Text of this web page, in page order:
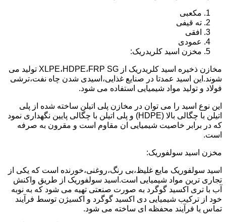
مکعبی
ته قیفی
افقی
عمودی
مخزن اسید کلریدریک:
مخازن ذخیره اسید کلریدریک از XLPE،HDPE،FRP SG تولید می
شوند.این اسید عمدتا در صنایع غذایی،اسیدی شدن چاه نفت،ترشی
فولاد و تولید مواد شیمیایی استفاده می شود.
این نوع اسید را می توان در مخازن پلی اتیلن ساخته شده از پلی
اتیلن با چگالی بالا (HDPE) و پلی اتیلن با چگالی پایین نگهداری نمود
که در برابر خاصیت شیمیایی ان مقاوم است و مقرون به صرفه
است.
مخزن اسید سولفوریک:
اسید سولفوریک مایع غلیظ،بی رنگ،روغنی،خورنده است که یکی از
تجاری ترین مواد شیمیایی است.اسید سولفوریک از طریق واکنش
آب با تری اکسید گوگرد به صورت صنعتی تهیه می شود که به نوبه
خود از ترکیب شیمیایی دی اکسید گوگرد و اکسیژن توسط فرآیند
تماس یا فرآیند محفظه ای ساخته می شود.